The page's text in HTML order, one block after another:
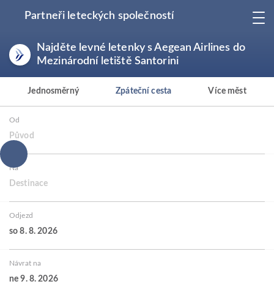
Partneři leteckých společností
Najděte levné letenky s Aegean Airlines do
Mezinárodní letiště Santorini
Jednosměrný Zpáteční cesta Více měst
Od
Původ
Na
Destinace
Odjezd
so 8. 8. 2026
Návrat na
ne 9. 8. 2026